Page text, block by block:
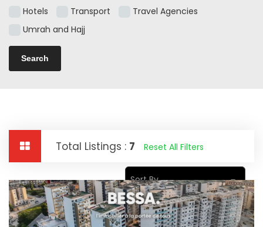
Hotels Transport
Travel Agencies
Umrah and Hajj
Total Listings : 7 Reset All Filters
Sort By